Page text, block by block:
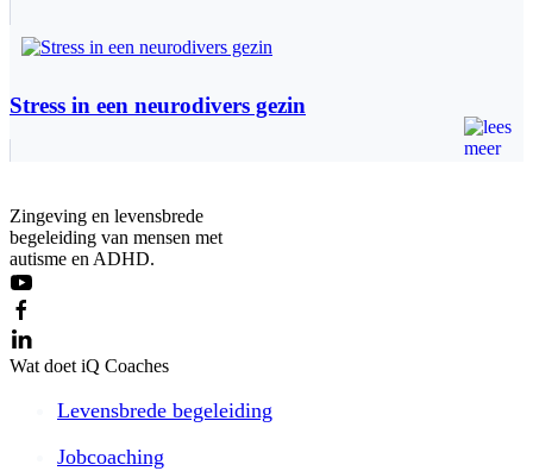
Stress in een neurodivers gezin
Zingeving en levensbrede
begeleiding van mensen met
autisme en ADHD.
Wat doet iQ Coaches
Levensbrede begeleiding
Jobcoaching